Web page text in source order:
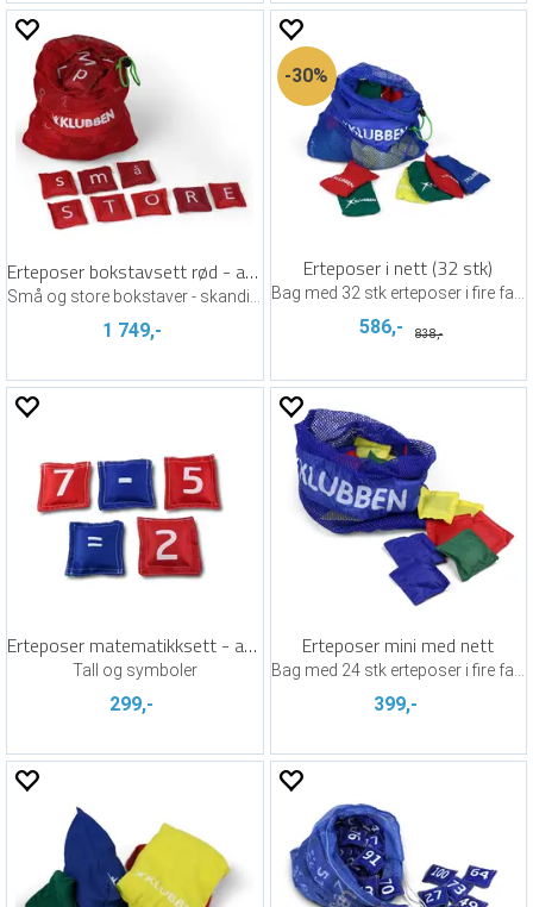
Erteposer bokstavsett rød - aktiv læring
1 749,-
30%
Erteposer i nett (32 stk)
586,- 838,-
Erteposer matematikksett - aktiv læring
Tall og symboler
299,-
Erteposer mini med nett
399,-